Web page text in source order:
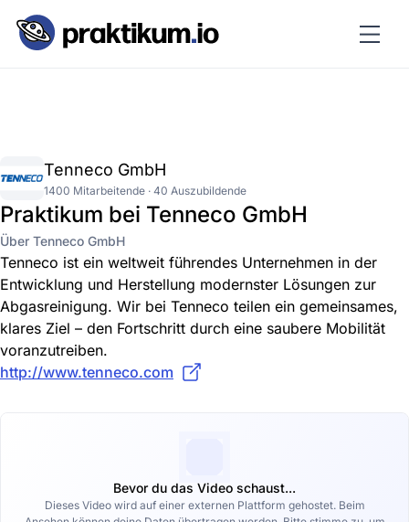
Tenneco GmbH
1400 Mitarbeitende · 40 Auszubildende
Praktikum bei Tenneco GmbH
Über Tenneco GmbH
Tenneco ist ein weltweit führendes Unternehmen in der
Entwicklung und Herstellung modernster Lösungen zur
Abgasreinigung. Wir bei Tenneco teilen ein gemeinsames,
klares Ziel – den Fortschritt durch eine saubere Mobilität
voranzutreiben.
http://www.tenneco.com
Bevor du das Video schaust...
Dieses Video wird auf einer externen Plattform gehostet. Beim